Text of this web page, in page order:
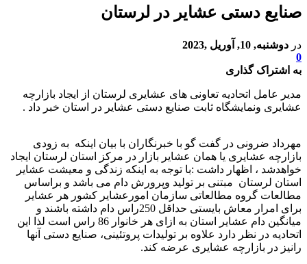
صنایع دستی عشایر در لرستان
در دوشنبه, 10, آوریل ,2023
0
به اشتراک گذاری
مدیر عامل اتحادیه تعاونی های عشایری لرستان از ایجاد بازارچه
عشایری ونمایشگاه ثابت صنایع دستی عشایر در استان خبر داد .
مهرداد ضرونی در گفت گو با خبرنگاران با بیان اینکه به زودی
بازارچه عشایری یا همان عشایر بازار در مرکز استان لرستان ایجاد
خواهدشد ، اظهار داشت :با توجه به اینکه زندگی و معیشت عشایر
استان لرستان مبتنی بر تولید وپرورش دام می باشد و براساس
مطالعات گروه مطالعاتی سازمان امورعشایر کشور هر عشایر
برای امرار معاش بایستی حداقل 250راس دام داشته باشند و
میانگین دام عشایر استان به ازای هر خانوار 86 راس است لذا این
اتحادیه در نظر دارد علاوه بر تولیدات پروتئینی، صنایع دستی آنها
رانیز در بازارچه عشایری عرضه کند.